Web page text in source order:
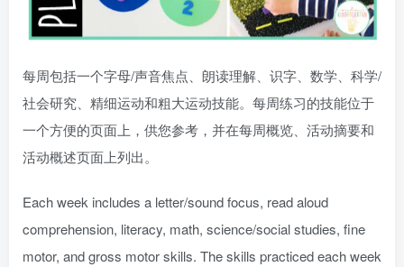
每周包括一个字母/声音焦点、朗读理解、识字、数学、科学/
社会研究、精细运动和粗大运动技能。每周练习的技能位于
一个方便的页面上，供您参考，并在每周概览、活动摘要和
活动概述页面上列出。
Each week includes a letter/sound focus, read aloud
comprehension, literacy, math, science/social studies, fine
motor, and gross motor skills. The skills practiced each week